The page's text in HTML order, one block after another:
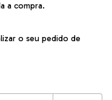
a compra.
o seu pedido de